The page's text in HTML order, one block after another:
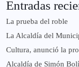
Entradas
La prueba del roble
La Alcaldía del
Cultura, anunció la
Alcaldía de Simón